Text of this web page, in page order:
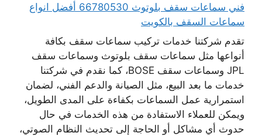
فني سماعات سقف بلوتوث 66780530 أفضل انواع
سماعات السقف بالكويت
تقدم شركتنا خدمات تركيب سماعات سقف بكافة
أنواعها مثل سماعات سقف بلوتوث وسماعات سقف
JPL وسماعات سقف BOSE، كما نقدم في شركتنا
خدمات ما بعد البيع، مثل الصيانة والدعم الفني، لضمان
استمرارية عمل السماعات بكفاءة على المدى الطويل،
ويمكن للعملاء الاستفادة من هذه الخدمات في حال
حدوث أي مشاكل أو الحاجة إلى تحديث النظام الصوتي،